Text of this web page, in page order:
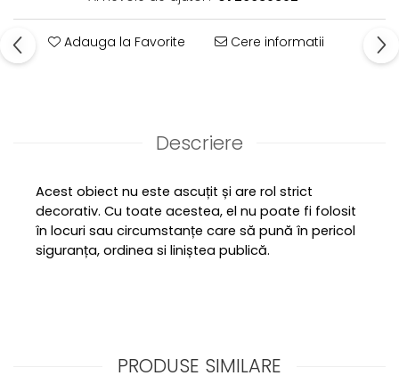
Adauga la Favorite Cere informatii
Descriere
Acest obiect nu este ascuțit și are rol strict
decorativ. Cu toate acestea, el nu poate fi folosit
în locuri sau circumstanțe care să pună în pericol
siguranța, ordinea si liniștea publică.
PRODUSE SIMILARE